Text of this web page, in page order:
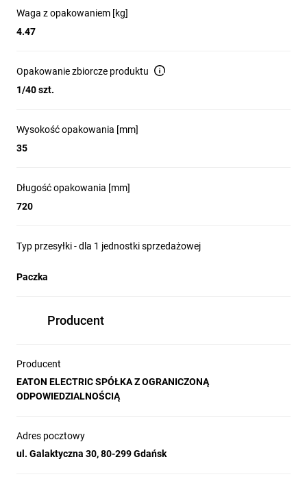
Waga z opakowaniem [kg]
4.47
Opakowanie zbiorcze produktu
1/40 szt.
Wysokość opakowania [mm]
35
Długość opakowania [mm]
720
Typ przesyłki - dla 1 jednostki sprzedażowej
Paczka
Producent
Producent
EATON ELECTRIC SPÓŁKA Z OGRANICZONĄ
ODPOWIEDZIALNOŚCIĄ
Adres pocztowy
ul. Galaktyczna 30, 80-299 Gdańsk